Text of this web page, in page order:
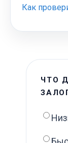
Как
ЧТО